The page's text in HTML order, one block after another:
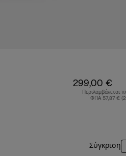
299,00 €
Περιλαμβάνεται
ΦΠΑ 57,87 €
Σύγκριση